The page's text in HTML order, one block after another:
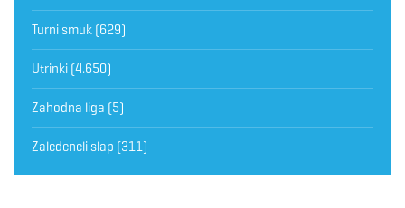
Turni smuk (629)
Utrinki (4.650)
Zahodna liga (5)
Zaledeneli slap (311)